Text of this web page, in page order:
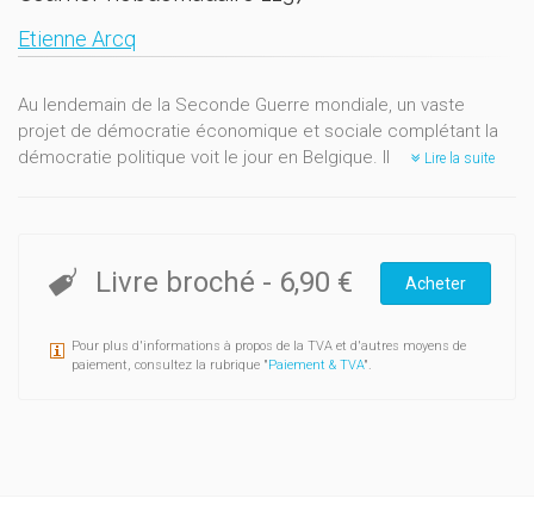
Etienne Arcq
Au lendemain de la Seconde Guerre mondiale, un vaste
projet de démocratie économique et sociale complétant la
démocratie politique voit le jour en Belgique. Il se concrétise
sociaux aux décisions politiques prises en matière de
relations collectives de travail. La concertation économique a
démocratique en matière économique : en permettant aux
acteurs économiques de participer aux prises de décision
Lire la suite
Livre broché - 6,90 € Acheter
Pour plus d'informations à propos de la TVA et d'autres moyens de
paiement, consultez la rubrique "Paiement & TVA".